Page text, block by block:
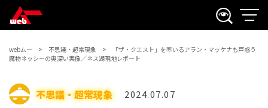
webムー 不思議・超常現象
「ザ・クエスト」を率いるアラン・マッケナも戸惑う
魔物ネッシーの奥深い実像／ネス湖現地レポート
不思議・超常現象 2024.07.07